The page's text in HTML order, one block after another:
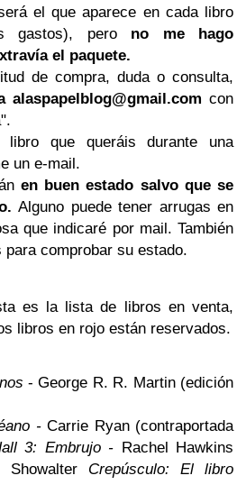
el que aparece en cada libro
gastos), pero no me hago
el paquete.
de compra, duda o consulta,
alaspapelblog@gmail.com con
libro que queráis durante una
un e-mail.
en buen estado salvo que se
Alguno puede tener arrugas en
que indicaré por mail. También
para comprobar su estado.
es la lista de libros en venta,
libros en rojo están reservados.
- George R. R. Martin (edición
-Carrie Ryan (contraportada
3: Embrujo - Rachel Hawkins
Crepúsculo: El libro